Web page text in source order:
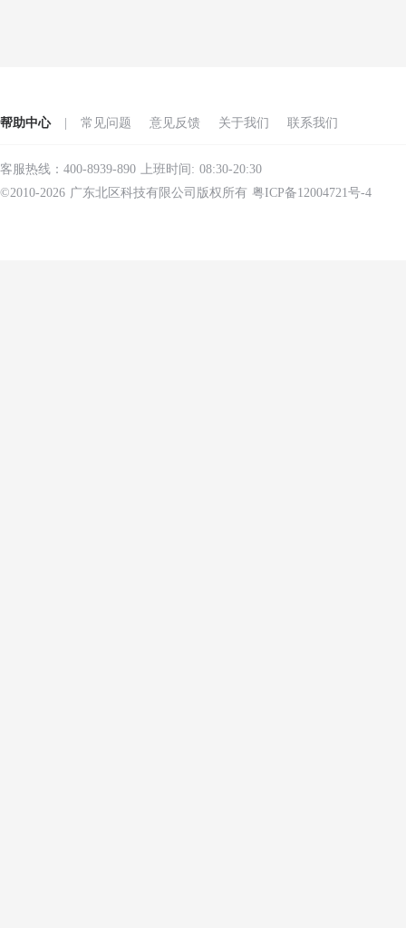
帮助中心 常见问题 意见反馈 关于我们 联系我们
客服热线：400-8939-890 上班时间: 08:30-20:30
©2010-2026 广东北区科技有限公司版权所有 粤ICP备12004721号-4